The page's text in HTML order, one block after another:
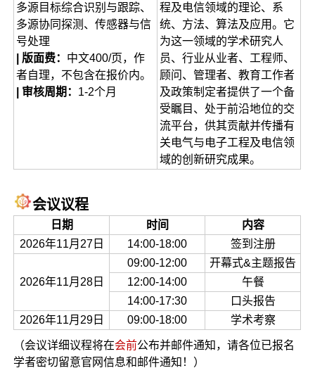
多源目标综合识别与跟踪、
多源协同探测、传感器与信
号处理
| 版面费： 中文400/页，作
者自理，不包含在报价内。
| 审核周期： 1-2个月
程及电信领域的理论、系
统、方法、算法及应用。它
为这一领域的学术研究人
员、行业从业者、工程师、
顾问、管理者、教育工作者
及政策制定者提供了一个备
受瞩目、处于前沿地位的交
流平台，供其贡献并传播有
关电气与电子工程及电信领
域的创新研究成果。
会议议程
日期 时间
内容
2026年11月27日
14:00-18:00 签到注册
2026年11月28日
09:00-12:00
开幕式&主题报告
12:00-14:00
午餐
14:00-17:30
口头报告
2026年11月29日
09:00-18:00 学术考察
（会议详细议程将在会前公布并邮件通知，请各位已报名
学者密切留意官网信息和邮件通知！）